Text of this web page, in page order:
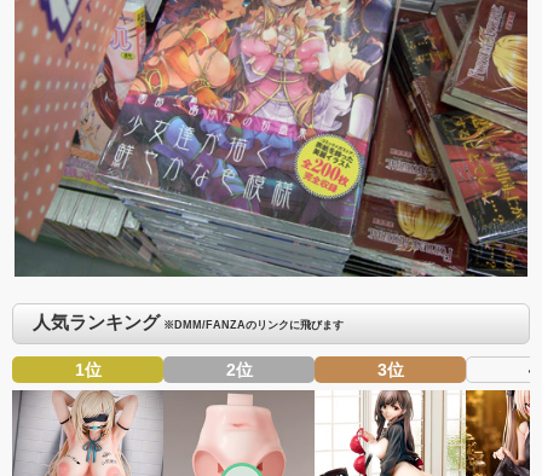
人気ランキング ※DMM/FANZAのリンクに飛びます
1位 2位 3位 4